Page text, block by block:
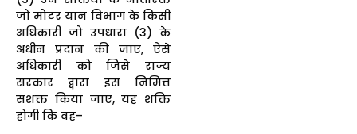
जो मोटर यान विभाग के किसी
अधिकारी जो उपधारा (3) के
अधीन प्रदान की जाए, ऐसे
अधिकारी को जिसे राज्य
सरकार द्वारा इस निमित्त
सशक्त किया जाए, यह शक्ति
होगी कि वह–